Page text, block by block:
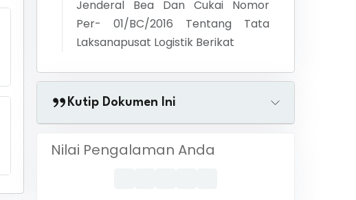
Jenderal Bea Dan Cukai Nomor
Per- 01/BC/2016 Tentang Tata
Laksanapusat Logistik Berikat
Kutip Dokumen Ini
Nilai Pengalaman Anda